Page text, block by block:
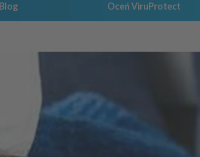
Blog Oceń ViruProtect